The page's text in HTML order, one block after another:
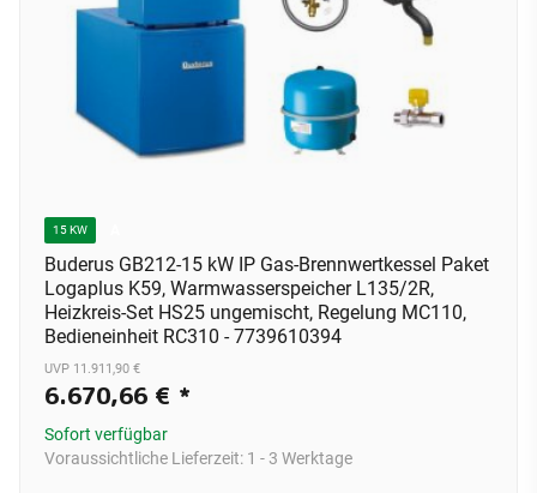
15 KW
Buderus GB212-15 kW IP Gas-Brennwertkessel Paket
Logaplus K59, Warmwasserspeicher L135/2R,
Heizkreis-Set HS25 ungemischt, Regelung MC110,
Bedieneinheit RC310 - 7739610394
UVP 11.911,90 €
6.670,66 € *
Sofort verfügbar
Voraussichtliche Lieferzeit: 1 - 3 Werktage